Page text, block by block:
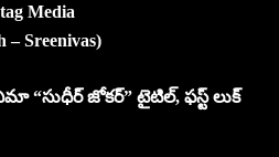
Media
– Sreenivas)
“సుధీర్ జోకర్” టైటిల్, ఫస్ట్ లుక్